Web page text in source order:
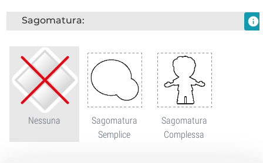
Sagomatura: info
Nessuna
Sagomatura
Semplice
Sagomatura
Complessa